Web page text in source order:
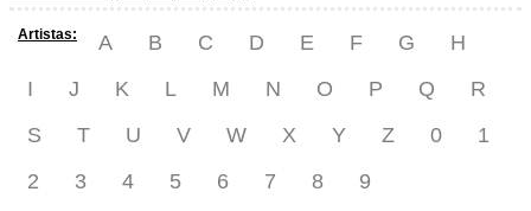
Artistas: A B C D E F G
H
I
J K L M N O P Q
R
S
T U V W X Y Z 0
1
2
3 4 5 6 7 8 9